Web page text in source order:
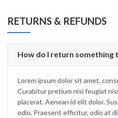
RETURNS & REFUNDS
How do I return something
Lorem ipsum dolor sit amet,
Curabitur pretium nisi feugiat
placerat. Aenean id elit dolor.
odio. Praesent efficitur, odio at